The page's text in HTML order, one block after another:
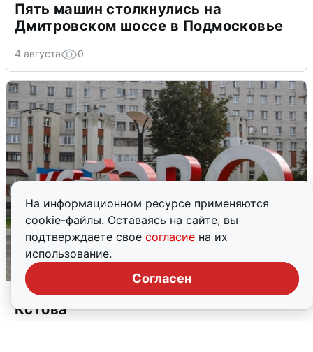
На информационном ресурсе применяются
cookie-файлы. Оставаясь на сайте, вы
подтверждаете свое согласие на их
использование.
Согласен
Пять машин столкнулись на
Дмитровском шоссе в Подмосковье
4 августа 0
Грохот в небе разбудил жителей
Кстова